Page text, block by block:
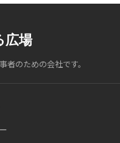
広場
者のための会社です。